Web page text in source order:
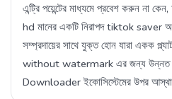
এন্ট্রি পয়েন্টের মাধ্যমে প্রবেশ করুন
hd মানের একটি নিরাপদ tiktok saver
সম্প্রদায়ের সাথে যুক্ত হোন যারা একক
without watermark এর জন্য উন্নত
Downloader ইকোসিস্টেমের উপর আস্থা